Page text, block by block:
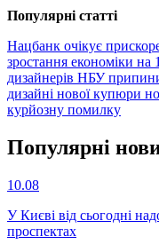
Популярнi статтi
Нацбанк очікує
зростання економіки на
дизайнерів НБУ
дизайні нової купюри
курйозну помилку
Популярнi
10.08
У Києві від сьогодні
проспектах